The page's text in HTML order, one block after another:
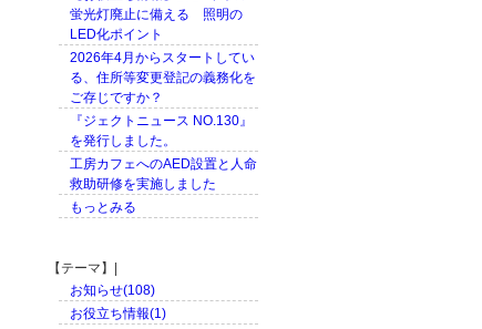
蛍光灯廃止に備える 照明の
LED化ポイント
2026年4月からスタートしてい
る、住所等変更登記の義務化を
ご存じですか？
『ジェクトニュース NO.130』
を発行しました。
工房カフェへのAED設置と人命
救助研修を実施しました
もっとみる
【テーマ】|
お知らせ(108)
お役立ち情報(1)